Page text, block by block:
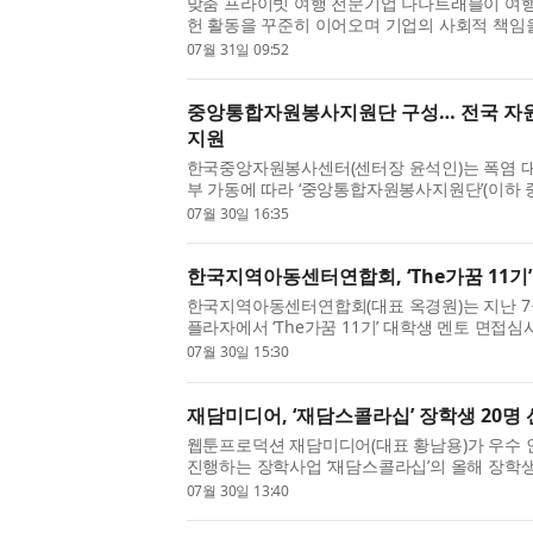
헌 활동을 꾸준히 이어오며 기업의 사회적 책
고객에게 특별한 여행 경험을 제공하는 것을
07월 31일 09:52
중앙통합자원봉사지원단 구성… 전국 자
지원
한국중앙자원봉사센터(센터장 윤석인)는 폭염
부 가동에 따라 ‘중앙통합자원봉사지원단’(이
원봉사센터와 함께 폭염 재난 취약계층 밀착
07월 30일 16:35
한국지역아동센터연합회, ‘The가꿈 11
한국지역아동센터연합회(대표 옥경원)는 지난
플라자에서 ‘The가꿈 11기’ 대학생 멘토 면접
역 소재 대학교 재학생 72명을 최종 선발했다.
07월 30일 15:30
재담미디어, ‘재담스콜라십’ 장학생 20
웹툰프로덕션 재담미디어(대표 황남용)가 우수
진행하는 장학사업 ‘재담스콜라십’의 올해 장학
스콜라십’은 재담미디어가 웹툰 사업을 통해
07월 30일 13:40